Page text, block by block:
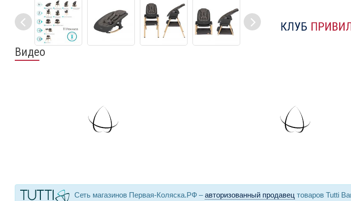
Видео
Сеть магазинов Первая-Коляска.РФ –авторизованный продавец товаров Tutti